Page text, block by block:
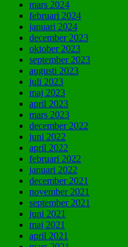
mars 2024
februari 2024
januari 2024
december 2023
oktober 2023
september 2023
augusti 2023
juli 2023
maj 2023
april 2023
mars 2023
december 2022
juni 2022
april 2022
februari 2022
januari 2022
december 2021
november 2021
september 2021
juni 2021
maj 2021
april 2021